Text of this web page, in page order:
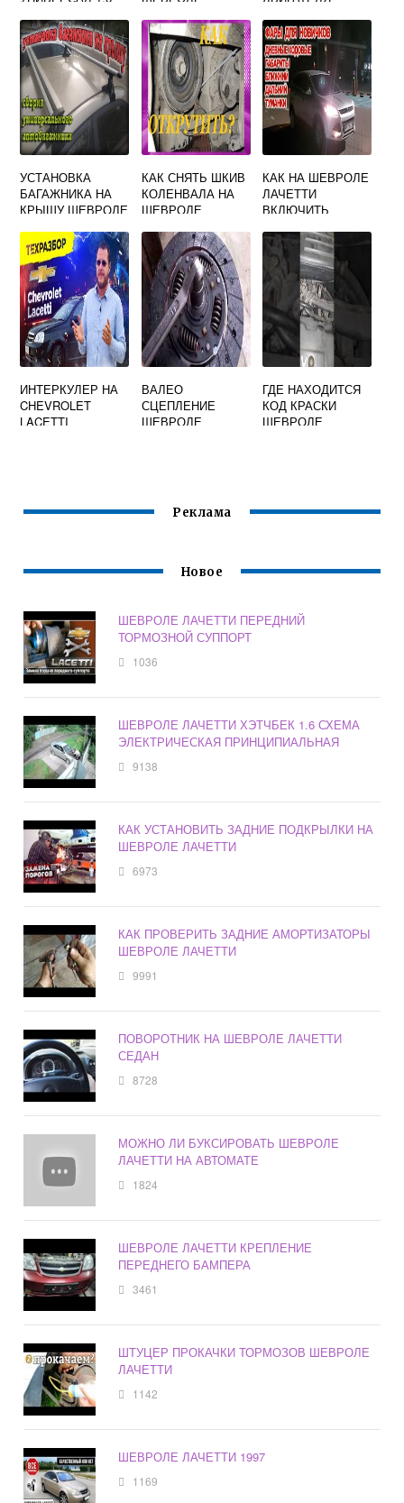
УСТАНОВКА
БАГАЖНИКА НА
КРЫШУ ШЕВРОЛЕ
КАК СНЯТЬ ШКИВ
КОЛЕНВАЛА НА
ШЕВРОЛЕ
КАК НА ШЕВРОЛЕ
ЛАЧЕТТИ
ВКЛЮЧИТЬ
ИНТЕРКУЛЕР НА
CHEVROLET
LACETTI
ВАЛЕО
СЦЕПЛЕНИЕ
ШЕВРОЛЕ
ГДЕ НАХОДИТСЯ
КОД КРАСКИ
ШЕВРОЛЕ
Реклама
Новое
ШЕВРОЛЕ ЛАЧЕТТИ ПЕРЕДНИЙ
ТОРМОЗНОЙ СУППОРТ
1036
ШЕВРОЛЕ ЛАЧЕТТИ ХЭТЧБЕК 1.6 СХЕМА
ЭЛЕКТРИЧЕСКАЯ ПРИНЦИПИАЛЬНАЯ
9138
КАК УСТАНОВИТЬ ЗАДНИЕ ПОДКРЫЛКИ НА
ШЕВРОЛЕ ЛАЧЕТТИ
6973
КАК ПРОВЕРИТЬ ЗАДНИЕ АМОРТИЗАТОРЫ
ШЕВРОЛЕ ЛАЧЕТТИ
9991
ПОВОРОТНИК НА ШЕВРОЛЕ ЛАЧЕТТИ
СЕДАН
8728
МОЖНО ЛИ БУКСИРОВАТЬ ШЕВРОЛЕ
ЛАЧЕТТИ НА АВТОМАТЕ
1824
ШЕВРОЛЕ ЛАЧЕТТИ КРЕПЛЕНИЕ
ПЕРЕДНЕГО БАМПЕРА
3461
ШТУЦЕР ПРОКАЧКИ ТОРМОЗОВ ШЕВРОЛЕ
ЛАЧЕТТИ
1142
ШЕВРОЛЕ ЛАЧЕТТИ 1997
1169